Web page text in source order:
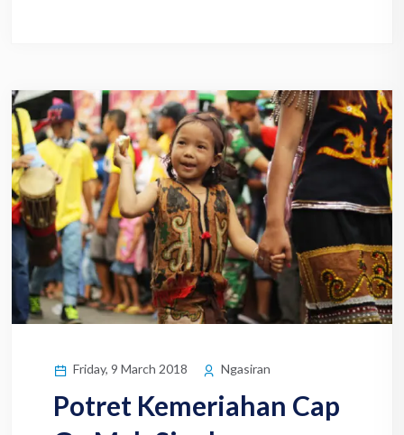
Friday, 9 March 2018 Ngasiran
Potret Kemeriahan Cap